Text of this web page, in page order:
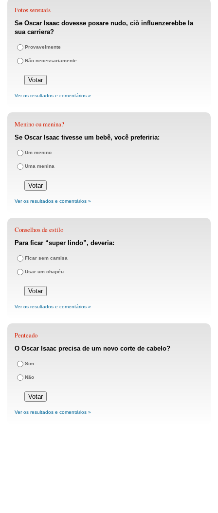
Fotos sensuais
Se Oscar Isaac dovesse posare nudo, ciò influenzerebbe la
sua carriera?
Provavelmente
Não necessariamente
Ver os resultados e comentários »
Menino ou menina?
Se Oscar Isaac tivesse um bebê, você preferiria:
Um menino
Uma menina
Ver os resultados e comentários »
Conselhos de estilo
Para ficar “super lindo”, deveria:
Ficar sem camisa
Usar um chapéu
Ver os resultados e comentários »
Penteado
O Oscar Isaac precisa de um novo corte de cabelo?
Sim
Não
Ver os resultados e comentários »